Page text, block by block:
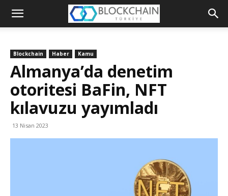
Blockchain
Platformu
Blockchain Haber Kamu
Almanya’da denetim
otoritesi BaFin, NFT
kılavuzu yayımladı
13 Nisan 2023